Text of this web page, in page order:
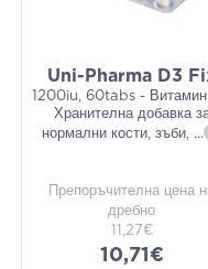
Uni-Pharma D3
1200iu, 60tabs -
Хранителна добавка
нормални кости, зъби, ...
Препоръчителна цена
дребно
11,27€
10,71€